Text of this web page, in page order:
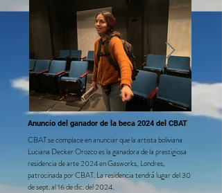
Luciana Decker
Orozco
Anuncio del ganador de la beca 2024 del CBAT
CBAT se complace en anunciar que la artista boliviana
Luciana Decker Orozco es la ganadora de la prestigiosa
residencia de arte 2024 en Gasworks, Londres,
patrocinada por CBAT. La residencia tendrá lugar del 30
de sept. al 16 de dic. del 2024.